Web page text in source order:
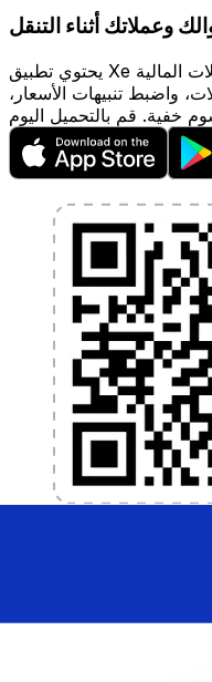
وعملاتك أثناء التنقل
يحتوي تطبيق Xe على كل ما تحتاجه لإجراء التحويلات المالية
واضبط تنبيهات الأسعار،